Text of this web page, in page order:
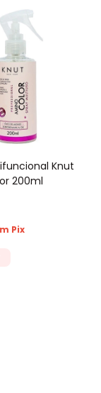
Knut
200ml
Pix